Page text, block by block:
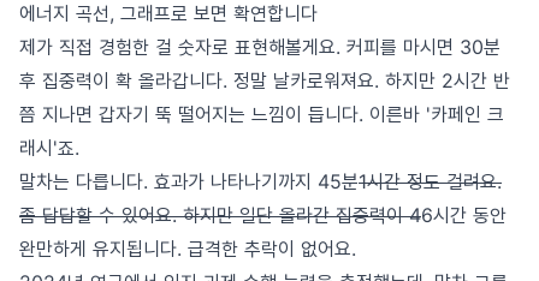
에너지 곡선, 그래프로 보면 확연합니다
제가 직접 경험한 걸 숫자로 표현해볼게요. 커피를 마시면 30분
후 집중력이 확 올라갑니다. 정말 날카로워져요. 하지만 2시간 반
쯤 지나면 갑자기 뚝 떨어지는 느낌이 듭니다. 이른바 '카페인 크
래시'죠.
말차는 다릅니다. 효과가 나타나기까지 45분1시간 정도 걸려요.
좀 답답할 수 있어요. 하지만 일단 올라간 집중력이 46시간 동안
완만하게 유지됩니다. 급격한 추락이 없어요.